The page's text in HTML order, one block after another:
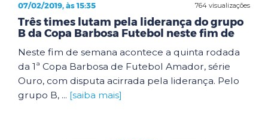
764 visualizações
07/02/2019, às 15:35
Três times lutam pela liderança do grupo
B da Copa Barbosa Futebol neste fim de
Neste fim de semana acontece a quinta rodada
da 1ª Copa Barbosa de Futebol Amador, série
Ouro, com disputa acirrada pela liderança. Pelo
grupo B, ... [saiba mais]